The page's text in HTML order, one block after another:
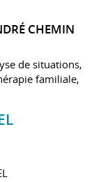
CHEMIN
de situations,
familiale,